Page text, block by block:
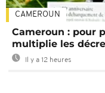
CAMEROUN
Cameroun : pour
multiplie les
Il y a 12 heures